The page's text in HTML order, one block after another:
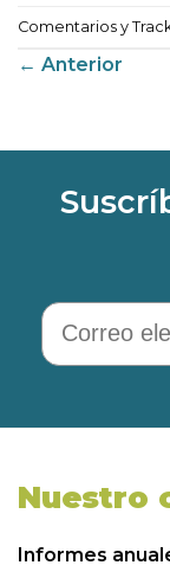
Comentarios y
← Anterior
Correo
Nuestro
Informes